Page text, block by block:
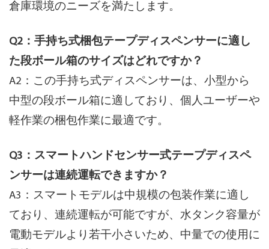
倉庫環境のニーズを満たします。
Q2：手持ち式梱包テープディスペンサーに適し
た段ボール箱のサイズはどれですか？
A2：この手持ち式ディスペンサーは、小型から
中型の段ボール箱に適しており、個人ユーザーや
軽作業の梱包作業に最適です。
Q3：スマートハンドセンサー式テープディスペ
ンサーは連続運転できますか？
A3：スマートモデルは中規模の包装作業に適し
ており、連続運転が可能ですが、水タンク容量が
電動モデルより若干小さいため、中量での使用に